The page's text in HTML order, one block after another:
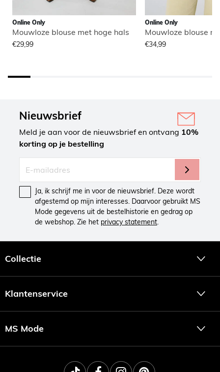
Online Only
Mouwloze blouse met hoge hals
€29,99
Online Only
Mouwloze blouse
€34,99
Nieuwsbrief
Meld je aan voor de nieuwsbrief en ontvang 10%
korting op je bestelling
Ja, ik schrijf me in voor de nieuwsbrief. Deze wordt
afgestemd op mijn interesses. Daarvoor gebruikt MS
Mode gegevens uit de bestelhistorie en gedrag op
de webshop. Zie het privacy statement.
Collectie
Klantenservice
MS Mode